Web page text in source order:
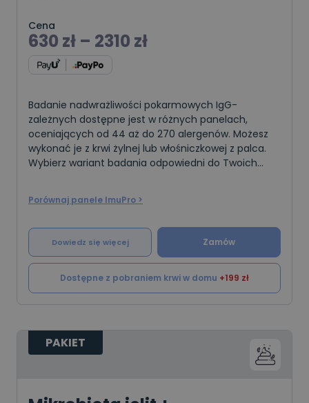
Cena
630 zł – 2310 zł
Badanie nadwrażliwości pokarmowych IgG-
zależnych dostępne jest w różnych panelach,
oceniających od 44 aż do 270 alergenów. Możesz
wykonać je z krwi żylnej lub włośniczkowej z palca.
Wybierz wariant badania odpowiedni do Twoich
Porównaj panele ImuPro >
Dowiedz się więcej Zamów
Dostępne z pobraniem krwi w domu +199 zł
PAKIET